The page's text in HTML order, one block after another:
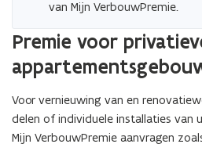
van Mijn VerbouwPremie.
Premie voor
Voor vernieuwing van en
delen of individuele installaties van
Mijn VerbouwPremie aanvragen